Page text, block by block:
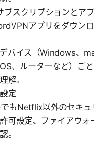
ブスクリプションとア
アプリをダウン
バイス（Windows、
、ルーターなど）ご
解。
定
もNetflix以外のセキュ
許可設定、ファイアウォ
。